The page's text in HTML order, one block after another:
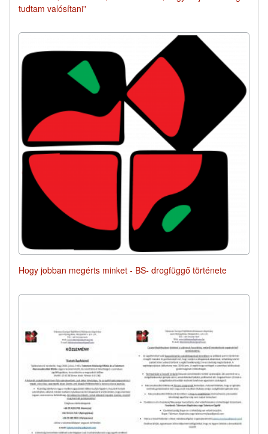
tudtam valósítani"
Hogy jobban megérts minket - BS- drogfüggő története